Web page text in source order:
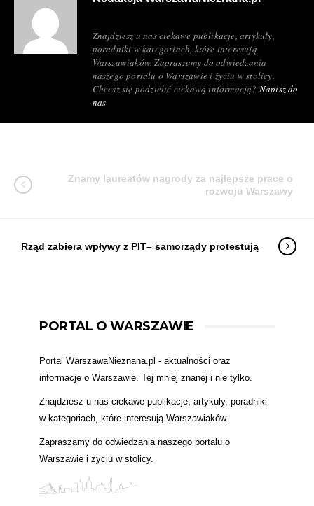
Znajdziesz u nas ciekawe publikacje, artykuły,
poradniki w kategoriach, które interesują
Warszawiaków. Zapraszamy do odwiedzania
naszego portalu o Warszawie i życiu w stolicy.
Chcesz się podzielić ciekawą informacją? Napisz do
nas
Znamy laureatów nagrody za najlepsze prace o
rozwoju Warszawy
Rząd zabiera wpływy z PIT– samorządy protestują
PORTAL O WARSZAWIE
Portal WarszawaNieznana.pl - aktualności oraz
informacje o Warszawie. Tej mniej znanej i nie tylko.
Znajdziesz u nas ciekawe publikacje, artykuły, poradniki
w kategoriach, które interesują Warszawiaków.
Zapraszamy do odwiedzania naszego portalu o
Warszawie i życiu w stolicy.